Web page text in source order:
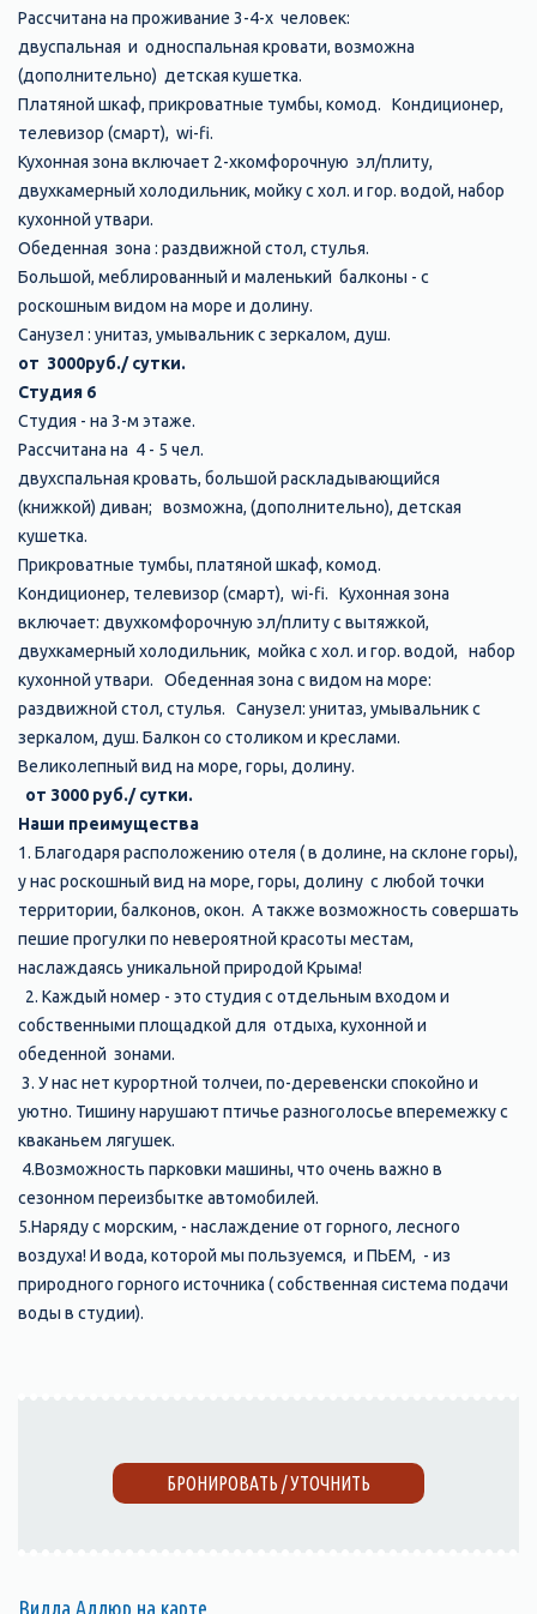
Рассчитана на проживание 3-4-х человек:
двуспальная и односпальная кровати, возможна
(дополнительно) детская кушетка.
Платяной шкаф, прикроватные тумбы, комод. Кондиционер,
телевизор (смарт), wi-fi.
Кухонная зона включает 2-хкомфорочную эл/плиту,
двухкамерный холодильник, мойку с хол. и гор. водой, набор
кухонной утвари.
Обеденная зона : раздвижной стол, стулья.
Большой, меблированный и маленький балконы - с
роскошным видом на море и долину.
Санузел : унитаз, умывальник с зеркалом, душ.
от 3000руб./ сутки.
Студия 6
Студия - на 3-м этаже.
Рассчитана на 4 - 5 чел.
двухспальная кровать, большой раскладывающийся
(книжкой) диван; возможна, (дополнительно), детская
кушетка.
Прикроватные тумбы, платяной шкаф, комод.
Кондиционер, телевизор (смарт), wi-fi. Кухонная зона
включает: двухкомфорочную эл/плиту с вытяжкой,
двухкамерный холодильник, мойка с хол. и гор. водой, набор
кухонной утвари. Обеденная зона с видом на море:
раздвижной стол, стулья. Санузел: унитаз, умывальник с
зеркалом, душ. Балкон со столиком и креслами.
Великолепный вид на море, горы, долину.
от 3000 руб./ сутки.
Наши преимущества
1. Благодаря расположению отеля ( в долине, на склоне горы),
у нас роскошный вид на море, горы, долину с любой точки
территории, балконов, окон. А также возможность совершать
пешие прогулки по невероятной красоты местам,
наслаждаясь уникальной природой Крыма!
2. Каждый номер - это студия с отдельным входом и
собственными площадкой для отдыха, кухонной и
обеденной зонами.
3. У нас нет курортной толчеи, по-деревенски спокойно и
уютно. Тишину нарушают птичье разноголосье вперемежку с
кваканьем лягушек.
4.Возможность парковки машины, что очень важно в
сезонном переизбытке автомобилей.
5.Наряду с морским, - наслаждение от горного, лесного
воздуха! И вода, которой мы пользуемся, и ПЬЕМ, - из
природного горного источника ( собственная система подачи
воды в студии).
БРОНИРОВАТЬ / УТОЧНИТЬ
Вилла Аллюр на карте